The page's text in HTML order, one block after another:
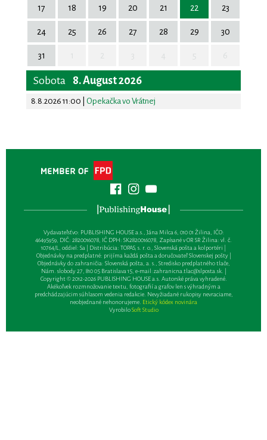
17 18 19 20 21 22 23
24 25 26 27 28 29 30
31
Sobota 8. August 2026
8.8.2026 11:00 Opekačka vo Vrátnej
Vydavateľsťvo: PUBLISHING HOUSE a.s., Jána Milca 6, 010 01 Žilina, IČO:
46495959, DIČ: 2820016078, IČ DPH: SK2820016078, Zapísané v OR SR Žilina: vl. č.
10764/L, oddiel: Sa | Distribúcia: TOPAS, s. r. o., Slovenská pošta a kolportéri |
Objednávky na predplatné: prijíma každá pošta a doručovateľ Slovenskej pošty |
Objednávky do zahraničia: Slovenská pošta, a. s., Stredisko predplatného tlače,
Nám. slobody 27, 810 05 Bratislava 15, e-mail:zahranicna.tlac@slposta.sk. |
Copyright © 2012-2026 PUBLISHING HOUSE a.s. Autorské práva vyhradené.
Akékoľvek rozmnožovanie textu, fotografií a grafov len s výhradným a
predchádzajúcim súhlasom vedenia redakcie. Nevyžiadané rukopisy nevraciame,
neobjednané nehonorujeme. Etický kódex novinára
VyrobiloSoft Studio